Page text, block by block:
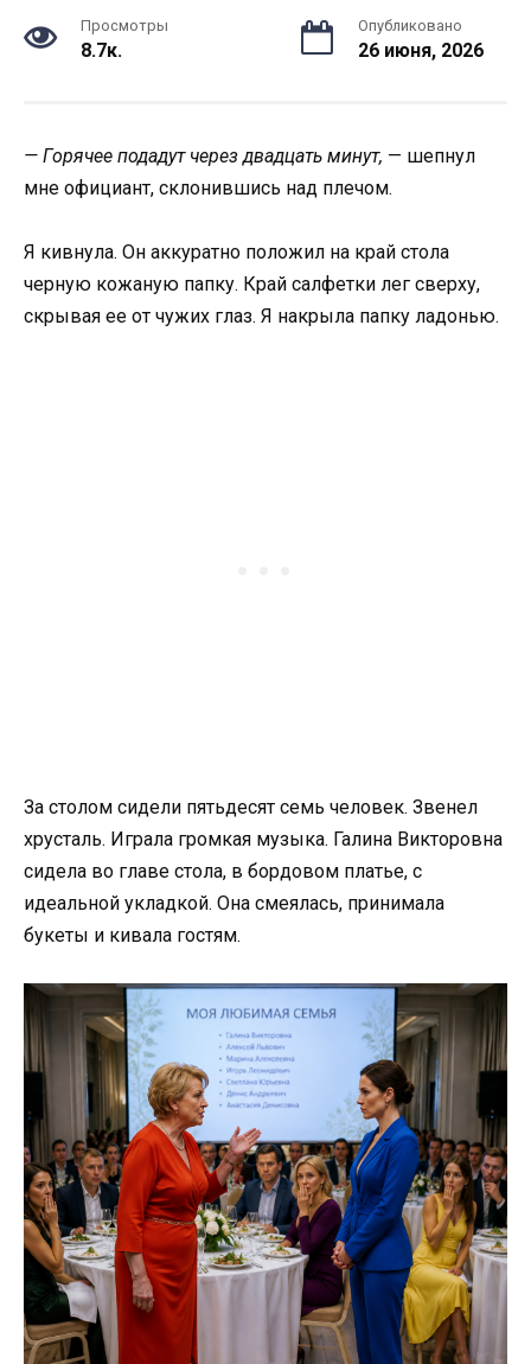
Просмотры
8.7к.
Опубликовано
26 июня, 2026
— Горячее подадут через двадцать минут, — шепнул
мне официант, склонившись над плечом.
Я кивнула. Он аккуратно положил на край стола
черную кожаную папку. Край салфетки лег сверху,
скрывая ее от чужих глаз. Я накрыла папку ладонью.
За столом сидели пятьдесят семь человек. Звенел
хрусталь. Играла громкая музыка. Галина Викторовна
сидела во главе стола, в бордовом платье, с
идеальной укладкой. Она смеялась, принимала
букеты и кивала гостям.